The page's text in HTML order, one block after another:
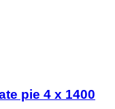
pie 4 x 1400